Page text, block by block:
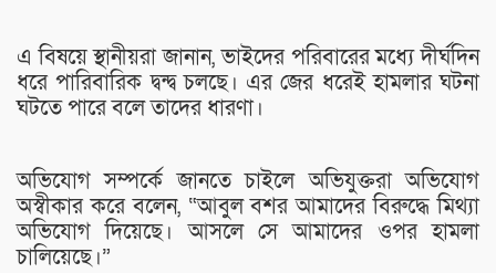
এ বিষয়ে স্থানীয়রা জানান, ভাইদের পরিবারের মধ্যে দীর্ঘদিন
ধরে পারিবারিক দ্বন্দ্ব চলছে। এর জের ধরেই হামলার ঘটনা
ঘটতে পারে বলে তাদের ধারণা।
অভিযোগ সম্পর্কে জানতে চাইলে অভিযুক্তরা অভিযোগ
অস্বীকার করে বলেন, “আবুল বশর আমাদের বিরুদ্ধে মিথ্যা
অভিযোগ দিয়েছে। আসলে সে আমাদের ওপর হামলা
চালিয়েছে।”